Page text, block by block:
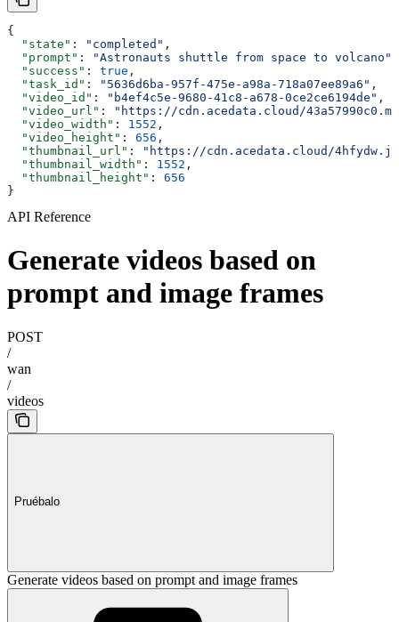
{
  "state"
: "completed" ,
  "prompt"
: "Astronauts shuttle from space to volcano"
  "success"
: true ,
  "task_id"
: "5636d6ba-957f-475e-a98a-718a07ee89a6" ,
  "video_id"
: "b4ef4c5e-9680-41c8-a678-0ce2ce6194de" ,
  "video_url"
:
"https://cdn.acedata.cloud/
  "video_width"
: 1552 ,
  "video_height"
: 656 ,
  "thumbnail_url"
:
"https://cdn.acedata.cloud/
  "thumbnail_width"
: 1552 ,
  "thumbnail_height"
: 656
}
API Reference
Generate videos based on
prompt and image frames
POST
/
wan
/
videos
Pruébalo
Generate videos based on prompt and image frames